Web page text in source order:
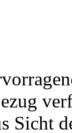
Sicht